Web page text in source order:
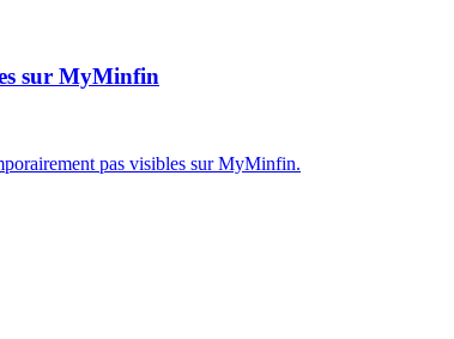
sur MyMinfin
pas visibles sur MyMinfin.